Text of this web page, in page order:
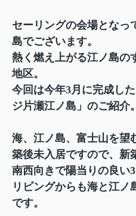
セーリングの会場となっ
島でございます。
熱く燃え上がる江ノ島の
地区。
今回は今年3月に完成し
ジ片瀬江ノ島」のご紹介。
海、江ノ島、富士山を望
築後未入居ですので、新
南西向きで陽当りの良い3
リビングからも海と江ノ
です。